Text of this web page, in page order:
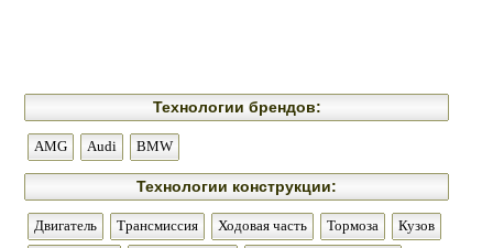
Технологии брендов:
AMG Audi BMW
Технологии конструкции:
Двигатель Трансмиссия Ходовая часть Тормоза
Кузов